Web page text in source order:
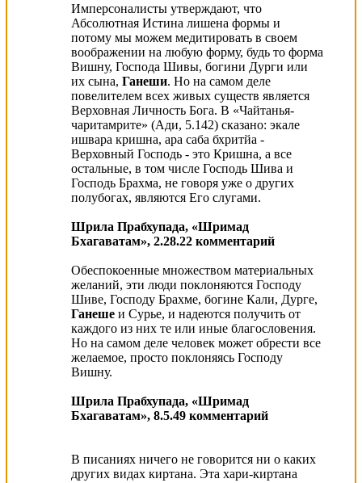
Имперсоналисты утверждают, что
Абсолютная Истина лишена формы и
потому мы можем медитировать в своем
воображении на любую форму, будь то форма
Вишну, Господа Шивы, богини Дурги или
их сына, Ганеши. Но на самом деле
повелителем всех живых существ является
Верховная Личность Бога. В «Чайтанья-
чаритамрите» (Ади, 5.142) сказано: экале
ишвара кришна, ара саба бхритйа -
Верховный Господь - это Кришна, а все
остальные, в том числе Господь Шива и
Господь Брахма, не говоря уже о других
полубогах, являются Его слугами.
Шрила Прабхупада, «Шримад
Бхагаватам», 2.28.22 комментарий
Обеспокоенные множеством материальных
желаний, эти люди поклоняются Господу
Шиве, Господу Брахме, богине Кали, Дурге,
Ганеше и Сурье, и надеются получить от
каждого из них те или иные благословения.
Но на самом деле человек может обрести все
желаемое, просто поклоняясь Господу
Вишну.
Шрила Прабхупада, «Шримад
Бхагаватам», 8.5.49 комментарий
В писаниях ничего не говорится ни о каких
других видах киртана. Эта хари-киртана